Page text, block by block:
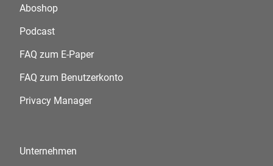
Aboshop
Podcast
FAQ zum E-Paper
FAQ zum Benutzerkonto
Privacy Manager
Unternehmen